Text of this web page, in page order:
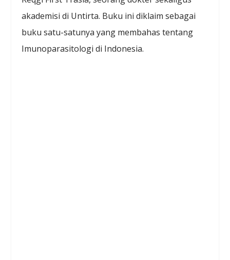
akademisi di Untirta. Buku ini diklaim sebagai
buku satu-satunya yang membahas tentang
Imunoparasitologi di Indonesia.